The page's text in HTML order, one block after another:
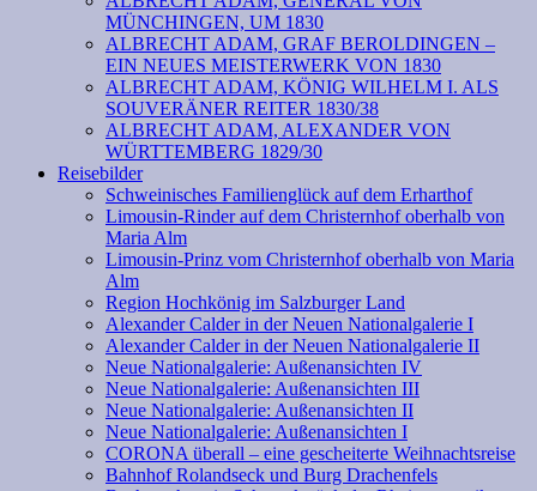
MÜNCHINGEN, UM 1830
ALBRECHT ADAM, GRAF BEROLDINGEN –
EIN NEUES MEISTERWERK VON 1830
ALBRECHT ADAM, KÖNIG WILHELM I. ALS
SOUVERÄNER REITER 1830/38
ALBRECHT ADAM, ALEXANDER VON
WÜRTTEMBERG 1829/30
Reisebilder
Schweinisches Familienglück auf dem Erharthof
Limousin-Rinder auf dem Christernhof oberhalb von
Maria Alm
Limousin-Prinz vom Christernhof oberhalb von Maria
Alm
Region Hochkönig im Salzburger Land
Alexander Calder in der Neuen Nationalgalerie I
Alexander Calder in der Neuen Nationalgalerie II
Neue Nationalgalerie: Außenansichten IV
Neue Nationalgalerie: Außenansichten III
Neue Nationalgalerie: Außenansichten II
Neue Nationalgalerie: Außenansichten I
CORONA überall – eine gescheiterte Weihnachtsreise
Bahnhof Rolandseck und Burg Drachenfels